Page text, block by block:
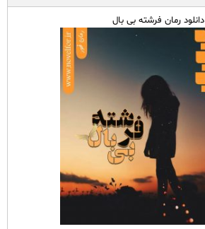
دانلود رمان فرشته بی بال